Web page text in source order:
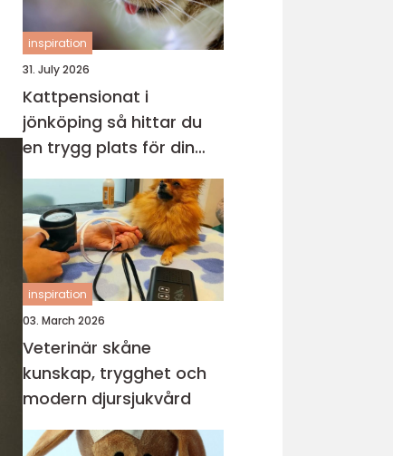
inspiration
31. July 2026
Kattpensionat i
jönköping så hittar du
en trygg plats för din
katt
inspiration
03. March 2026
Veterinär skåne
kunskap, trygghet och
modern djursjukvård